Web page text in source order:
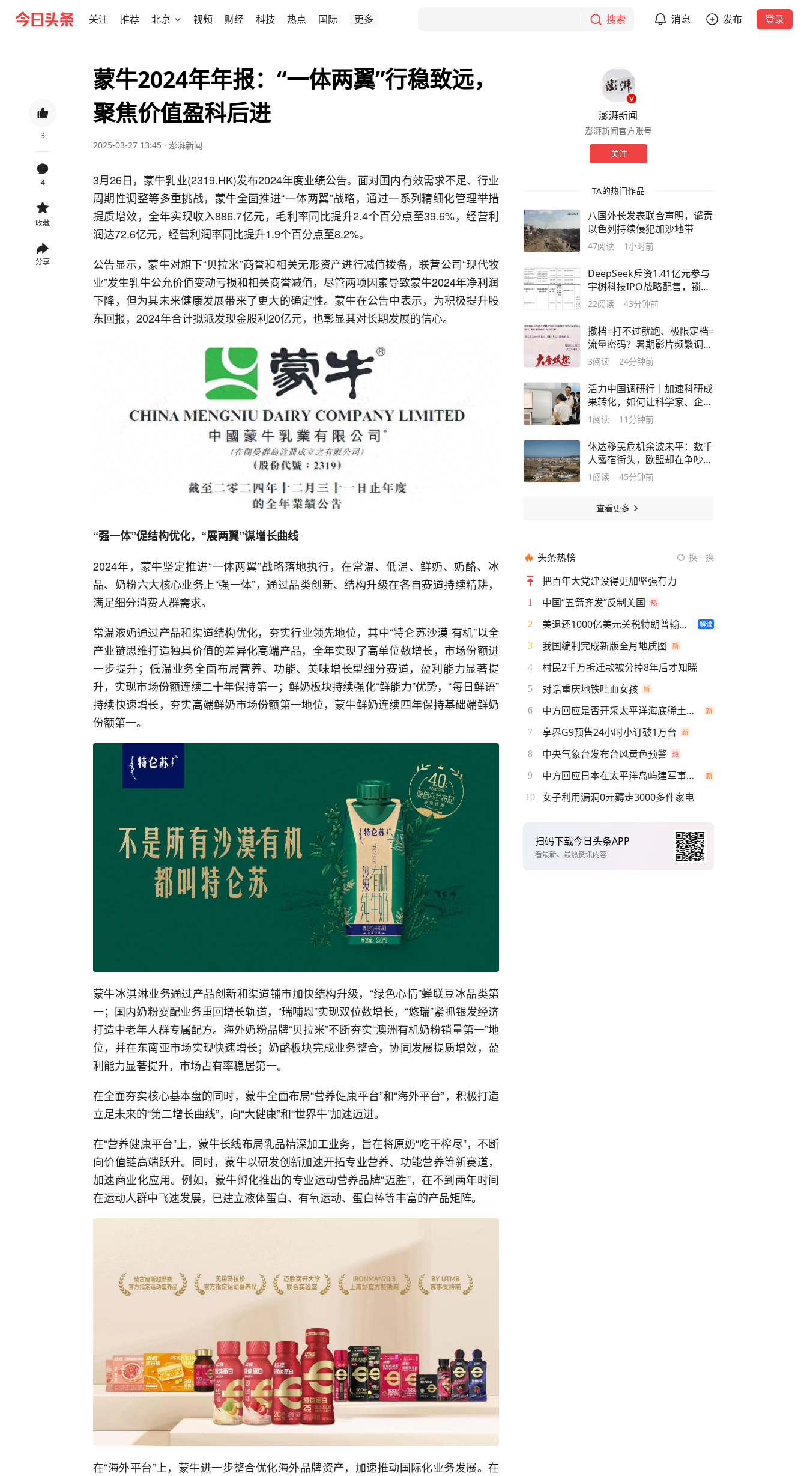
关注 推荐 北京 视频 财经 科技 热点 国际 更多 搜索 消息 发布 登录
3
4
收藏
分享
蒙牛2024年年报：“一体两翼”行稳致远，
聚焦价值盈科后进
2025-03-27 13:45 · 澎湃新闻
3月26日，蒙牛乳业(2319.HK)发布2024年度业绩公告。面对国内有效需求不足、行业
周期性调整等多重挑战，蒙牛全面推进“一体两翼”战略，通过一系列精细化管理举措
提质增效，全年实现收入886.7亿元，毛利率同比提升2.4个百分点至39.6%，经营利
润达72.6亿元，经营利润率同比提升1.9个百分点至8.2%。
公告显示，蒙牛对旗下“贝拉米”商誉和相关无形资产进行减值拨备，联营公司“现代牧
业”发生乳牛公允价值变动亏损和相关商誉减值，尽管两项因素导致蒙牛2024年净利润
下降，但为其未来健康发展带来了更大的确定性。蒙牛在公告中表示，为积极提升股
东回报，2024年合计拟派发现金股利20亿元，也彰显其对长期发展的信心。
“强一体”促结构优化，“展两翼”谋增长曲线
2024年，蒙牛坚定推进“一体两翼”战略落地执行，在常温、低温、鲜奶、奶酪、冰
品、奶粉六大核心业务上“强一体”，通过品类创新、结构升级在各自赛道持续精耕，
满足细分消费人群需求。
常温液奶通过产品和渠道结构优化，夯实行业领先地位，其中“特仑苏沙漠·有机”以全
产业链思维打造独具价值的差异化高端产品，全年实现了高单位数增长，市场份额进
一步提升；低温业务全面布局营养、功能、美味增长型细分赛道，盈利能力显著提
升，实现市场份额连续二十年保持第一；鲜奶板块持续强化“鲜能力”优势，“每日鲜语”
持续快速增长，夯实高端鲜奶市场份额第一地位，蒙牛鲜奶连续四年保持基础端鲜奶
份额第一。
蒙牛冰淇淋业务通过产品创新和渠道铺市加快结构升级，“绿色心情”蝉联豆冰品类第
一；国内奶粉婴配业务重回增长轨道，“瑞哺恩”实现双位数增长，“悠瑞”紧抓银发经济
打造中老年人群专属配方。海外奶粉品牌“贝拉米”不断夯实“澳洲有机奶粉销量第一”地
位，并在东南亚市场实现快速增长；奶酪板块完成业务整合，协同发展提质增效，盈
利能力显著提升，市场占有率稳居第一。
在全面夯实核心基本盘的同时，蒙牛全面布局“营养健康平台”和“海外平台”，积极打造
立足未来的“第二增长曲线”，向“大健康”和“世界牛”加速迈进。
在“营养健康平台”上，蒙牛长线布局乳品精深加工业务，旨在将原奶“吃干榨尽”，不断
向价值链高端跃升。同时，蒙牛以研发创新加速开拓专业营养、功能营养等新赛道，
加速商业化应用。例如，蒙牛孵化推出的专业运动营养品牌“迈胜”，在不到两年时间
在运动人群中飞速发展，已建立液体蛋白、有氧运动、蛋白棒等丰富的产品矩阵。
在“海外平台”上，蒙牛进一步整合优化海外品牌资产，加速推动国际化业务发展。在
澎湃新闻
澎湃新闻官方账号
关注
TA的热门作品
八国外长发表联合声明，谴责
以色列持续侵犯加沙地带
47阅读 1小时前
DeepSeek斥资1.41亿元参与
宇树科技IPO战略配售，锁定
期36个月
22阅读 43分钟前
撤档=打不过就跑、极限定档=
流量密码？暑期影片频繁调
整，暴露市场痛点
3阅读 24分钟前
活力中国调研行｜加速科研成
果转化，如何让科学家、企业
家更好双向奔赴
1 阅读 11分钟前
休达移民危机余波未平：数千
人露宿街头，欧盟却在争吵该
谁负责
1 阅读 45分钟前
查看更多
头条热榜 换一换
把百年大党建设得更加坚强有力
1 中国“五箭齐发”反制美国
2 美退还1000亿美元关税特朗普输了吗
3 我国编制完成新版全月地质图
4 村民2千万拆迁款被分掉8年后才知晓
5 对话重庆地铁吐血女孩
6 中方回应是否开采太平洋海底稀土资源
7 享界G9预售24小时小订破1万台
8 中央气象台发布台风黄色预警
9 中方回应日本在太平洋岛屿建军事设施
10 女子利用漏洞0元薅走3000多件家电
扫码下载今日头条APP
看最新、最热资讯内容